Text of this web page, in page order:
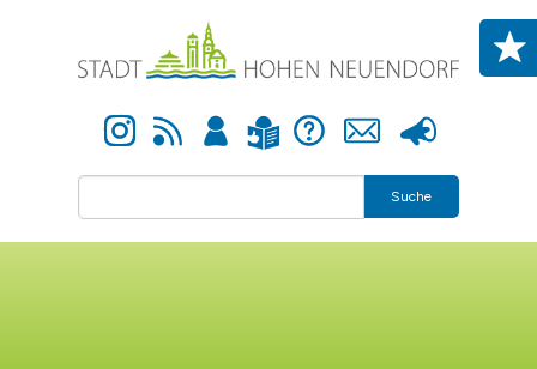
Instagram Newsfeed Anmelden Leichte Sprache Hilfe Kontakt Presse
Suche